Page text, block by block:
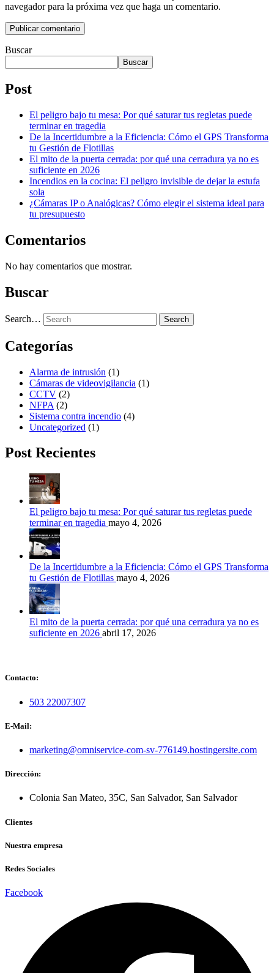
navegador para la próxima vez que haga un comentario.
Publicar comentario
Buscar
Buscar
Post
El peligro bajo tu mesa: Por qué saturar tus regletas puede
terminar en tragedia
De la Incertidumbre a la Eficiencia: Cómo el GPS Transforma
tu Gestión de Flotillas
El mito de la puerta cerrada: por qué una cerradura ya no es
suficiente en 2026
Incendios en la cocina: El peligro invisible de dejar la estufa
sola
¿Cámaras IP o Analógicas? Cómo elegir el sistema ideal para
tu presupuesto
Comentarios
No hay comentarios que mostrar.
Buscar
Search… Search
Categorías
Alarma de intrusión (1)
Cámaras de videovigilancia (1)
CCTV (2)
NFPA (2)
Sistema contra incendio (4)
Uncategorized (1)
Post Recientes
El peligro bajo tu mesa: Por qué saturar tus regletas puede
terminar en tragedia mayo 4, 2026
De la Incertidumbre a la Eficiencia: Cómo el GPS Transforma
tu Gestión de Flotillas mayo 4, 2026
El mito de la puerta cerrada: por qué una cerradura ya no es
suficiente en 2026 abril 17, 2026
Contacto:
503 22007307
E-Mail:
marketing@omniservice-com-sv-776149.hostingersite.com
Dirección:
Colonia San Mateo, 35C, San Salvador, San Salvador
Clientes
Nuestra empresa
Redes Sociales
Facebook